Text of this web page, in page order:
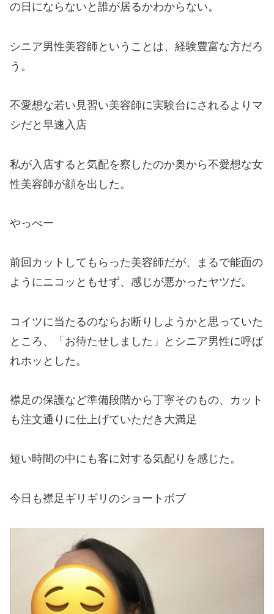
の日にならないと誰が居るかわからない。
シニア男性美容師ということは、経験豊富な方だろ
う。
不愛想な若い見習い美容師に実験台にされるよりマ
シだと早速入店
私が入店すると気配を察したのか奥から不愛想な女
性美容師が顔を出した。
やっべー
前回カットしてもらった美容師だが、まるで能面の
ようにニコッともせず、感じが悪かったヤツだ。
コイツに当たるのならお断りしようかと思っていた
ところ、「お待たせしました」とシニア男性に呼ば
れホッとした。
襟足の保護など準備段階から丁寧そのもの、カット
も注文通りに仕上げていただき大満足
短い時間の中にも客に対する気配りを感じた。
今日も襟足ギリギリのショートボブ